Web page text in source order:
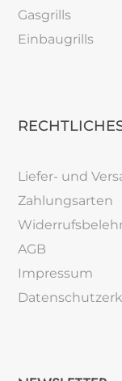
Gasgrills
Einbaugrills
Liefer- und
Zahlungsarten
AGB
Impressum